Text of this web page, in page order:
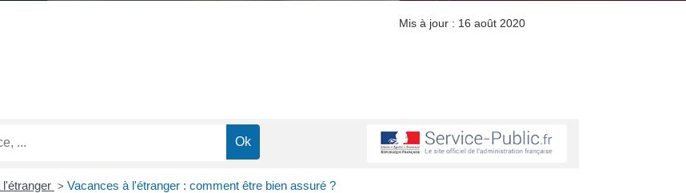
Mis à jour : 16 août 2020
l'étranger > Vacances à l'étranger : comment être bien assuré ?